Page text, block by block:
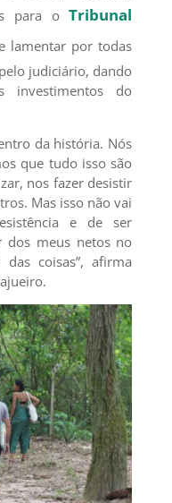
para oTribunal
lamentar por todas
judiciário, dando
investimentos do
da história. Nós
que tudo isso são
nos fazer desistir
Mas isso não vai
e de ser
dos meus netos no
coisas”, afirma